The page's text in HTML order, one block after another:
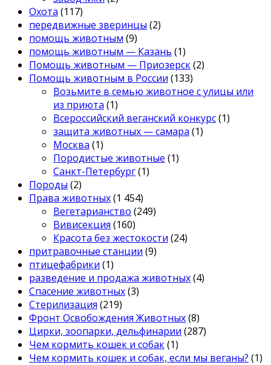
Охота (117)
передвижные зверинцы (2)
помощь животным (9)
помощь животным — Казань (1)
Помощь животным — Приозерск(2)
Помощь животным в России (133)
Возьмите в семью животное с улицы или
из приюта (1)
Всероссийский веганский конкурс(1)
защита животных — самара (1)
Москва (1)
Породистые животные (1)
Санкт-Петербург(1)
Породы (2)
Права животных(1 454)
Вегетарианство (249)
Вивисекция (160)
Красота без жестокости (24)
притравочные станции (9)
птицефабрики (1)
разведение и продажа животных(4)
Спасение животных(3)
Стерилизация (219)
Фронт Освобождения Животных(8)
Цирки, зоопарки, дельфинарии (287)
Чем кормить кошек и собак(1)
Чем кормить кошек и собак, если мы веганы? (1)